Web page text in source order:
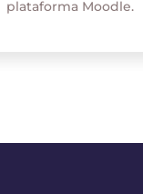
plataforma Moodle.